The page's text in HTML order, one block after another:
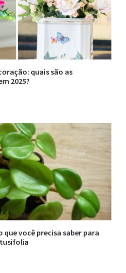
quais são as
2025?
que você precisa saber para